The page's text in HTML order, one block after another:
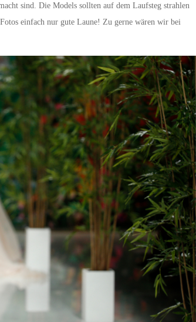
sind. Die Models sollten auf dem Laufsteg strahlen
einfach nur gute Laune! Zu gerne wären wir bei